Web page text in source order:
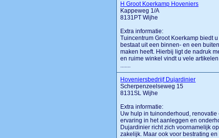
H Groot Koerkamp Hoveniers
Kappeweg 1/A
8131PT Wijhe
Extra informatie:
Tuincentrum Groot Koerkamp biedt
bestaat uit een binnen- en een
maken heeft. Hierbij ligt de nadruk
en ruime winkel vindt u vele
.......
Hoveniersbedrijf Dujardinier
Scherpenzeelseweg 15
8131SL Wijhe
Extra informatie:
Uw hulp in tuinonderhoud,
ervaring in het aanleggen en
Dujardinier richt zich voornamelijk
zakelijk. Maar ook voor bestrating